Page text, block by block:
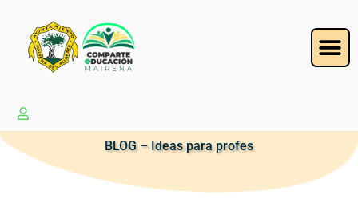
BLOG – Ideas para profes